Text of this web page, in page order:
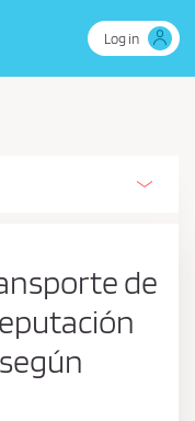
Log in
de